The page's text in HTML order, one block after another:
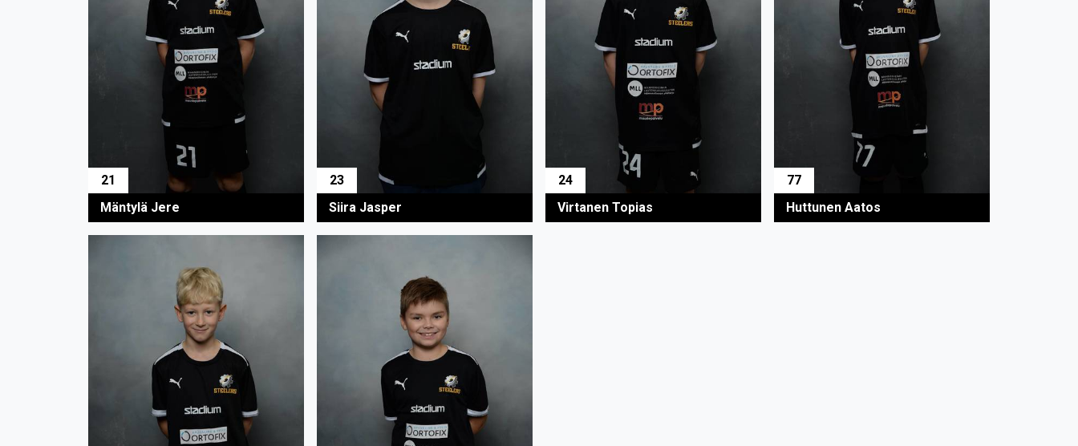
21
Mäntylä Jere
23
Siira Jasper
24
Virtanen Topias
77
Huttunen Aatos